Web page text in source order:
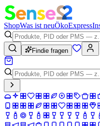
ShopWas ist neuÖkoExpress
Findie fragen